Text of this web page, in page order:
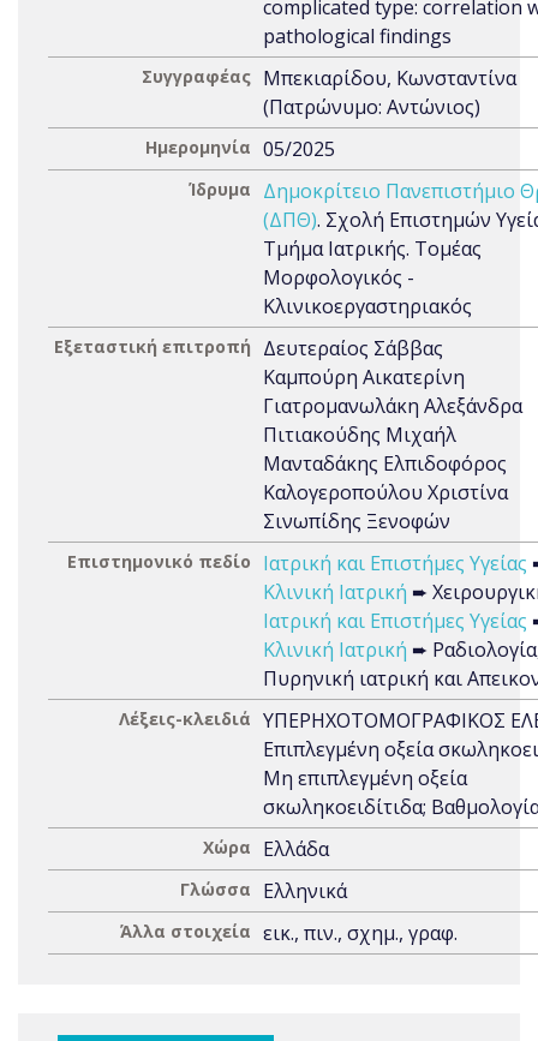
complicated type: correlation
pathological findings
Συγγραφέας Μπεκιαρίδου, Κωνσταντίνα
(Πατρώνυμο: Αντώνιος)
Ημερομηνία 05/2025
Ίδρυμα
Δημοκρίτειο Πανεπιστήμιο
(ΔΠΘ). Σχολή Επιστημών
Τμήμα Ιατρικής. Τομέας
Μορφολογικός -
Κλινικοεργαστηριακός
Εξεταστική επιτροπή
Δευτεραίος Σάββας
Καμπούρη Αικατερίνη
Γιατρομανωλάκη Αλεξάνδρα
Πιτιακούδης Μιχαήλ
Μανταδάκης Ελπιδοφόρος
Καλογεροπούλου Χριστίνα
Σινωπίδης Ξενοφών
Επιστημονικό πεδίο Ιατρική και Επιστήμες Υγείας
Κλινική Ιατρική ➨
Ιατρική και Επιστήμες Υγείας
Κλινική Ιατρική ➨
Πυρηνική ιατρική και
Λέξεις-κλειδιά ΥΠΕΡΗΧΟΤΟΜΟΓΡΑΦΙΚΟΣ
Επιπλεγμένη οξεία
Μη επιπλεγμένη οξεία
σκωληκοειδίτιδα;
Χώρα Ελλάδα
Γλώσσα Ελληνικά
Άλλα στοιχεία εικ., πιν., σχημ., γραφ.